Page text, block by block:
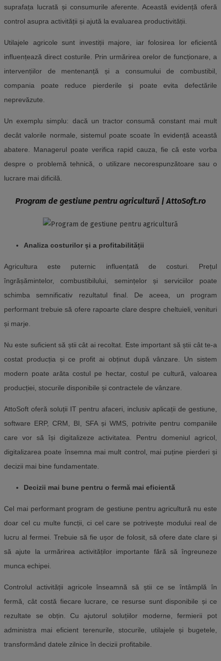
suprafața lucrată și consumurile aferente. Această evidență oferă
control asupra activității și ajută la evaluarea productivității.
Utilajele agricole sunt investiții majore, iar folosirea lor eficientă
influențează direct costurile. Prin urmărirea orelor de funcționare, a
intervențiilor de mentenanță și a consumului de combustibil,
compania poate reduce pierderile și poate evita defectările
neprevăzute.
Un exemplu simplu: dacă un tractor consumă constant mai mult
decât valorile normale, sistemul poate scoate în evidență această
abatere. Managerul poate verifica rapid cauza, fie că este vorba
despre o problemă tehnică, o utilizare necorespunzătoare sau o
lucrare mai dificilă.
Program de gestiune pentru agricultură | AttoSoft.ro
Analiza costurilor și a profitabilității
Agricultura este puternic influențată de costuri. Prețul
îngrășămintelor, combustibilului, semințelor și serviciilor poate
schimba semnificativ rezultatul final. De aceea, un program
performant trebuie să ofere rapoarte clare despre cheltuieli, venituri
și marje.
Nu este suficient să știi cât ai recoltat. Este important să știi cât te-a
costat producția și ce profit ai obținut după vânzare. Un sistem
modern poate arăta costul pe hectar, costul pe cultură, valoarea
producției, stocurile disponibile și contractele de vânzare.
AttoSoft oferă soluții IT pentru afaceri, inclusiv aplicații de gestiune,
software ERP, CRM, BI, SFA și WMS, potrivite pentru companiile
care vor să își digitalizeze activitatea. Pentru domeniul agricol,
digitalizarea poate însemna mai mult control, mai puține pierderi și
decizii mai bine fundamentate.
Decizii mai bune pentru o fermă mai eficientă
Cel mai performant program de gestiune pentru agricultură nu este
doar cel cu multe funcții, ci cel care se potrivește modului real de
lucru al fermei. Trebuie să fie ușor de folosit, să ofere date clare și
să ajute la urmărirea activităților importante fără să îngreuneze
munca echipei.
Controlul activității agricole înseamnă să știi ce se întâmplă în
fermă, cât costă fiecare lucrare, ce resurse sunt disponibile și ce
rezultate se obțin. Cu ajutorul soluțiilor moderne, fermierii pot
administra mai eficient terenurile, stocurile, utilajele și bugetele,
transformând datele zilnice în decizii profitabile.